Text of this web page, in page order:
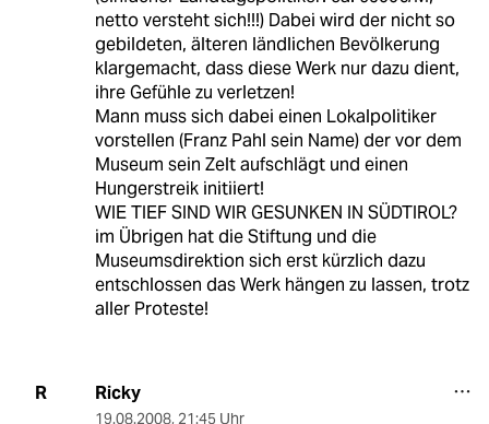
netto versteht sich!!!) Dabei wird der nicht so
gebildeten, älteren ländlichen Bevölkerung
klargemacht, dass diese Werk nur dazu dient,
ihre Gefühle zu verletzen!
Mann muss sich dabei einen Lokalpolitiker
vorstellen (Franz Pahl sein Name) der vor dem
Museum sein Zelt aufschlägt und einen
Hungerstreik initiiert!
WIE TIEF SIND WIR GESUNKEN IN SÜDTIROL?
im Übrigen hat die Stiftung und die
Museumsdirektion sich erst kürzlich dazu
entschlossen das Werk hängen zu lassen, trotz
aller Proteste!
R Ricky
19.08.2008, 21:45 Uhr